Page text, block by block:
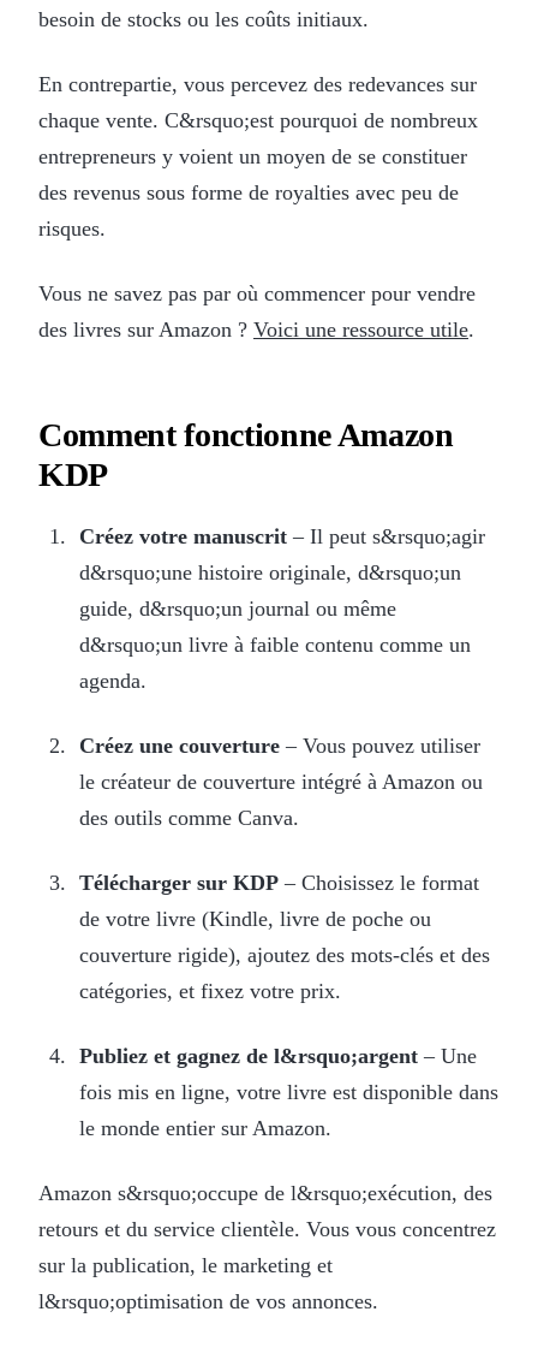
besoin de stocks ou les coûts initiaux.
En contrepartie, vous percevez des redevances sur
chaque vente. C&rsquo;est pourquoi de nombreux
entrepreneurs y voient un moyen de se constituer
des revenus sous forme de royalties avec peu de
risques.
Vous ne savez pas par où commencer pour vendre
des livres sur Amazon ? Voici une ressource utile.
Comment fonctionne Amazon
KDP
Créez votre manuscrit– Il peut s&rsquo;agir
d&rsquo;une histoire originale, d&rsquo;un
guide, d&rsquo;un journal ou même
d&rsquo;un livre à faible contenu comme un
agenda.
Créez une couverture– Vous pouvez utiliser
le créateur de couverture intégré à Amazon ou
des outils comme Canva.
Télécharger sur KDP– Choisissez le format
de votre livre (Kindle, livre de poche ou
couverture rigide), ajoutez des mots-clés et des
catégories, et fixez votre prix.
Publiez et gagnez de l&rsquo;argent– Une
fois mis en ligne, votre livre est disponible dans
le monde entier sur Amazon.
Amazon s&rsquo;occupe de l&rsquo;exécution, des
retours et du service clientèle. Vous vous concentrez
sur la publication, le marketing et
l&rsquo;optimisation de vos annonces.